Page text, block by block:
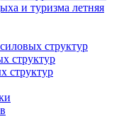
и туризма летняя
структур
структур
структур